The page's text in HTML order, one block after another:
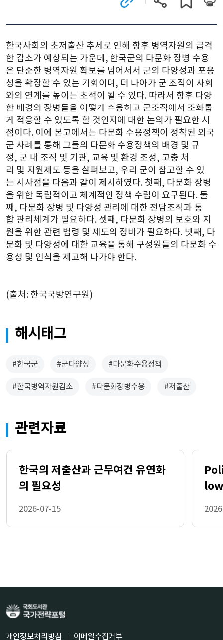
사이트로
이동
창)
페이지
주소
스크랩하기
한국사회의 초저출산 추세로 인해 향후 병역자원의 급격
한 감소가 예상되는 가운데, 한국군의 다문화 장병 수용
은 단순한 병역자원 확보를 넘어서서 군의 다양성과 포용
성을 확장할 수 있는 기회이며, 더 나아가 군 조직이 사회
와의 연계를 높이는 초석이 될 수 있다. 따라서 향후 다양
한 배경의 장병들을 어떻게 수용하고 군조직에서 조화롭
게 적응할 수 있도록 할 것인지에 대한 논의가 필요한 시
점이다. 이에 본고에서는 다문화 수용정책이 정착된 외국
군 사례를 통해 그들의 다문화 수용정책의 배경 및 규
정, 군 내 조직 및 기관, 교육 및 환경 조성, 고충 처
리 및 지원제도 등을 살펴보고, 우리 군이 참고할 수 있
는 시사점을 다음과 같이 제시하였다. 첫째, 다문화 장병
을 위한 독립적이고 체계적인 정책 수립이 요구된다. 둘
째, 다문화 장병 및 다양성 관리에 대한 전담조직과 통
합 관리체계가 필요하다. 셋째, 다문화 장병의 보호와 지
원을 위한 관련 법령 및 제도의 정비가 필요하다. 넷째, 다
문화 및 다양성에 대한 교육을 통해 구성원들의 다문화 수
용성 및 인식을 제고해 나가야 한다.
(출처: 한국국방연구원)
해시태그
#한국군 #군다양성 #다문화수용정책
#한국병역자원감소 #다문화장병수용 #저출산
관련자료
한국의 저출산과 근무여건 유연화
의 필요성
2026-07-15
개인정보처리방침 이메일수집거부